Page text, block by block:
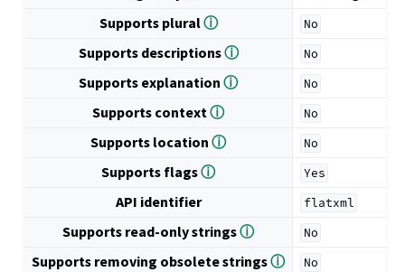
Supports pluralⓘ No
Supports descriptionsⓘ No
Supports explanationⓘ No
Supports contextⓘ No
Supports locationⓘ No
Supports flagsⓘ Yes
API identifier flatxml
Supports read-only stringsⓘ No
Supports removing obsolete stringsⓘ No